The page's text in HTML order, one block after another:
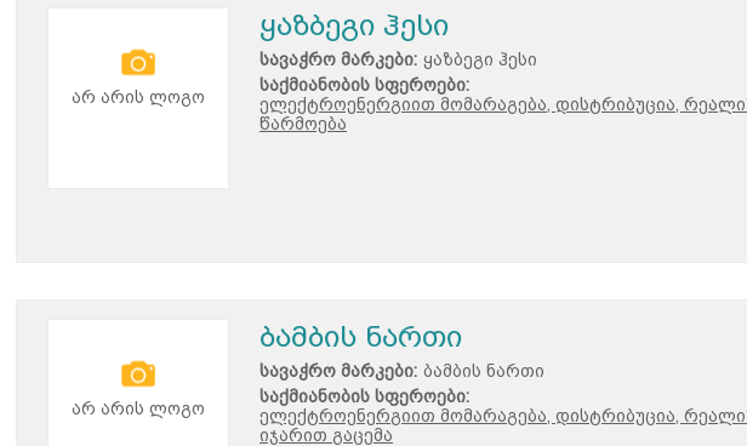
არ არის ლოგო
ყაზბეგი ჰესი
სავაჭრო მარკები: ყაზბეგი ჰესი
საქმიანობის სფეროები:
ელექტროენერგიით მომარაგება, დისტრიბუცია,
წარმოება
არ არის ლოგო
ბამბის ნართი
სავაჭრო მარკები: ბამბის ნართი
საქმიანობის სფეროები:
ელექტროენერგიით მომარაგება, დისტრიბუცია,
იჯარით გაცემა